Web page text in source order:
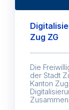
Zug ZG
Die
der Stadt
Kanton